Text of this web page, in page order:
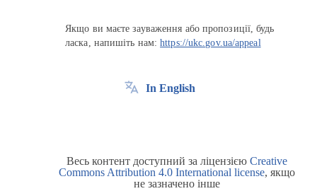
Якщо ви маєте зауваження або пропозиції, будь
ласка, напишіть нам:https://ukc.gov.ua/appeal
In English
Весь контент доступний за ліцензією Creative
Commons Attribution 4.0 International license, якщо
не зазначено інше